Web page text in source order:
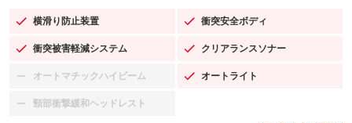
横滑り防止装置
：装備あり 衝突安全ボディ
：装備あり
衝突被害軽減システム
：装備あり クリアランスソナー
：装備あり
オートマチックハイビーム
：装備なし オートライト
：装備あり
頸部衝撃緩和ヘッドレスト
：装備なし